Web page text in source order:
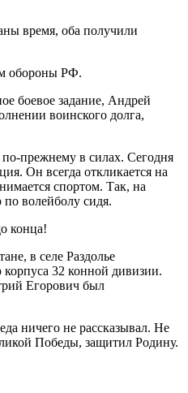
время, оба получили
обороны РФ.
боевое задание, Андрей
воинского долга,
прежнему в силах. Сегодня
Он всегда откликается на
спортом. Так, на
волейболу сидя.
конца!
в селе Раздолье
32 конной дивизии.
Егорович был
ничего не рассказывал. Не
Победы, защитил Родину.